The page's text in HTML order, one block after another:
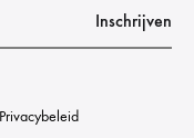
Privacybeleid